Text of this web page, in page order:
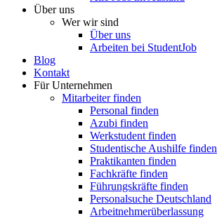
Über uns
Wer wir sind
Über uns
Arbeiten bei StudentJob
Blog
Kontakt
Für Unternehmen
Mitarbeiter finden
Personal finden
Azubi finden
Werkstudent finden
Studentische Aushilfe finden
Praktikanten finden
Fachkräfte finden
Führungskräfte finden
Personalsuche Deutschland
Arbeitnehmerüberlassung